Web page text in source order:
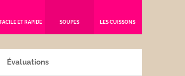
FACILE ET RAPIDE SOUPES LES CUISSONS
Évaluations